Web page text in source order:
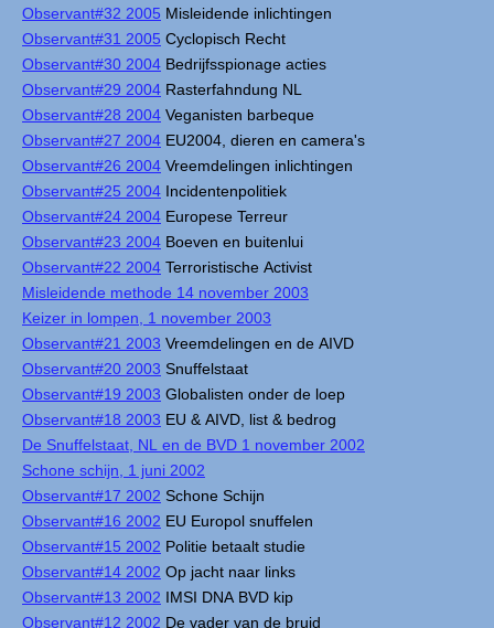
Observant#32 2005 Misleidende inlichtingen
Observant#31 2005 Cyclopisch Recht
Observant#30 2004 Bedrijfsspionage acties
Observant#29 2004 Rasterfahndung NL
Observant#28 2004 Veganisten barbeque
Observant#27 2004 EU2004, dieren en camera's
Observant#26 2004 Vreemdelingen inlichtingen
Observant#25 2004 Incidentenpolitiek
Observant#24 2004 Europese Terreur
Observant#23 2004 Boeven en buitenlui
Observant#22 2004 Terroristische Activist
Misleidende methode 14 november 2003
Keizer in lompen, 1 november 2003
Observant#21 2003 Vreemdelingen en de AIVD
Observant#20 2003 Snuffelstaat
Observant#19 2003 Globalisten onder de loep
Observant#18 2003 EU & AIVD, list & bedrog
De Snuffelstaat, NL en de BVD 1 november 2002
Schone schijn, 1 juni 2002
Observant#17 2002 Schone Schijn
Observant#16 2002 EU Europol snuffelen
Observant#15 2002 Politie betaalt studie
Observant#14 2002 Op jacht naar links
Observant#13 2002 IMSI DNA BVD kip
Observant#12 2002 De vader van de bruid